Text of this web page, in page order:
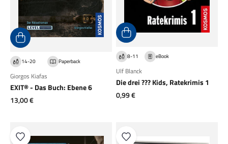
14-20 Paperback
Giorgos Kiafas
EXIT® - Das Buch: Ebene 6
Angebot
13,00 €
8-11 eBook
Ulf Blanck
Die drei ??? Kids, Ratekrimis 1
Angebot
0,99 €